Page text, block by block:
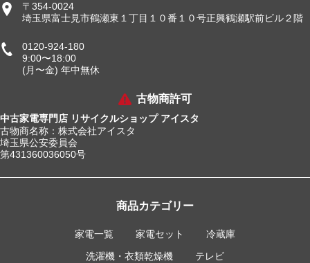
〒354-0024
埼玉県富士見市鶴瀬東１丁目１０番１０号正興鶴瀬駅前ビル２階
0120-924-180
9:00〜18:00
(月〜金) 年中無休
古物商許可
中古家電専門店 リサイクルショップ アイスタ
古物商名称：株式会社アイスタ
埼玉県公安委員会
第431360036050号
商品カテゴリー
家電一覧 家電セット
冷蔵庫
洗濯機・衣類乾燥機
テレビ